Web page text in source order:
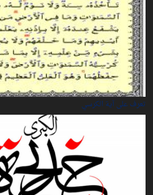
تعرف على آية الكرسي